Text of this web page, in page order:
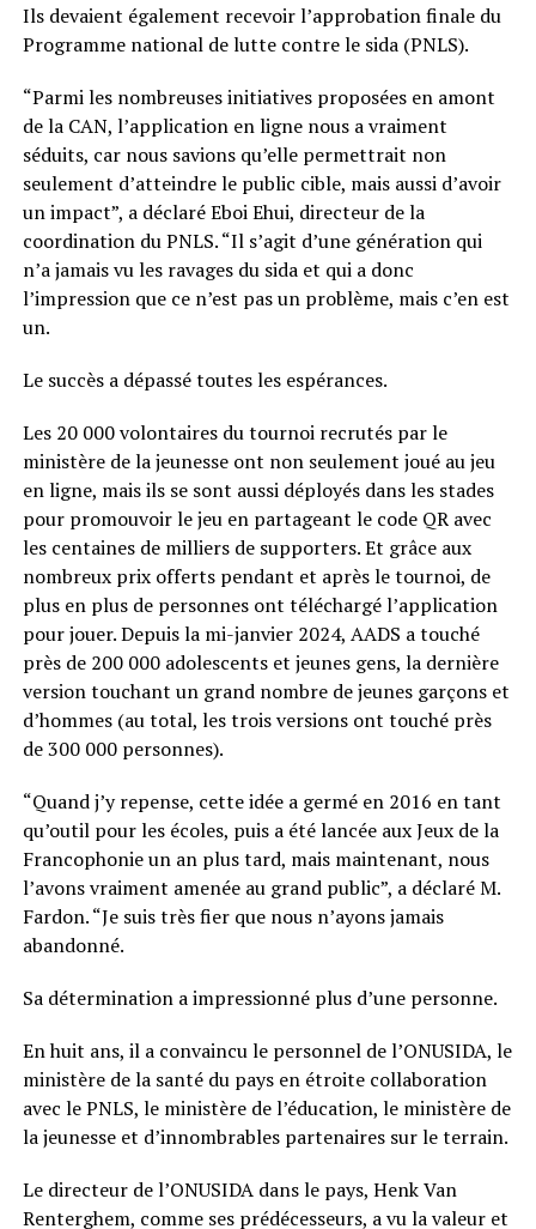
Ils devaient également recevoir l’approbation finale du
Programme national de lutte contre le sida (PNLS).
“Parmi les nombreuses initiatives proposées en amont
de la CAN, l’application en ligne nous a vraiment
séduits, car nous savions qu’elle permettrait non
seulement d’atteindre le public cible, mais aussi d’avoir
un impact”, a déclaré Eboi Ehui, directeur de la
coordination du PNLS. “Il s’agit d’une génération qui
n’a jamais vu les ravages du sida et qui a donc
l’impression que ce n’est pas un problème, mais c’en est
un.
Le succès a dépassé toutes les espérances.
Les 20 000 volontaires du tournoi recrutés par le
ministère de la jeunesse ont non seulement joué au jeu
en ligne, mais ils se sont aussi déployés dans les stades
pour promouvoir le jeu en partageant le code QR avec
les centaines de milliers de supporters. Et grâce aux
nombreux prix offerts pendant et après le tournoi, de
plus en plus de personnes ont téléchargé l’application
pour jouer. Depuis la mi-janvier 2024, AADS a touché
près de 200 000 adolescents et jeunes gens, la dernière
version touchant un grand nombre de jeunes garçons et
d’hommes (au total, les trois versions ont touché près
de 300 000 personnes).
“Quand j’y repense, cette idée a germé en 2016 en tant
qu’outil pour les écoles, puis a été lancée aux Jeux de la
Francophonie un an plus tard, mais maintenant, nous
l’avons vraiment amenée au grand public”, a déclaré M.
Fardon. “Je suis très fier que nous n’ayons jamais
abandonné.
Sa détermination a impressionné plus d’une personne.
En huit ans, il a convaincu le personnel de l’ONUSIDA, le
ministère de la santé du pays en étroite collaboration
avec le PNLS, le ministère de l’éducation, le ministère de
la jeunesse et d’innombrables partenaires sur le terrain.
Le directeur de l’ONUSIDA dans le pays, Henk Van
Renterghem, comme ses prédécesseurs, a vu la valeur et